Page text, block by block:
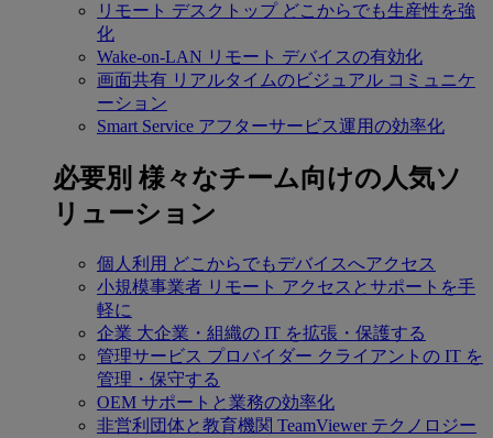
リモート デスクトップ どこからでも生産性を強
化
Wake-on-LAN リモート デバイスの有効化
画面共有 リアルタイムのビジュアル コミュニケ
ーション
Smart Service アフターサービス運用の効率化
必要別 様々なチーム向けの人気ソ
リューション
個人利用 どこからでもデバイスへアクセス
小規模事業者 リモート アクセスとサポートを手
軽に
企業 大企業・組織の IT を拡張・保護する
管理サービス プロバイダー クライアントの IT を
管理・保守する
OEM サポートと業務の効率化
非営利団体と教育機関 TeamViewer テクノロジー